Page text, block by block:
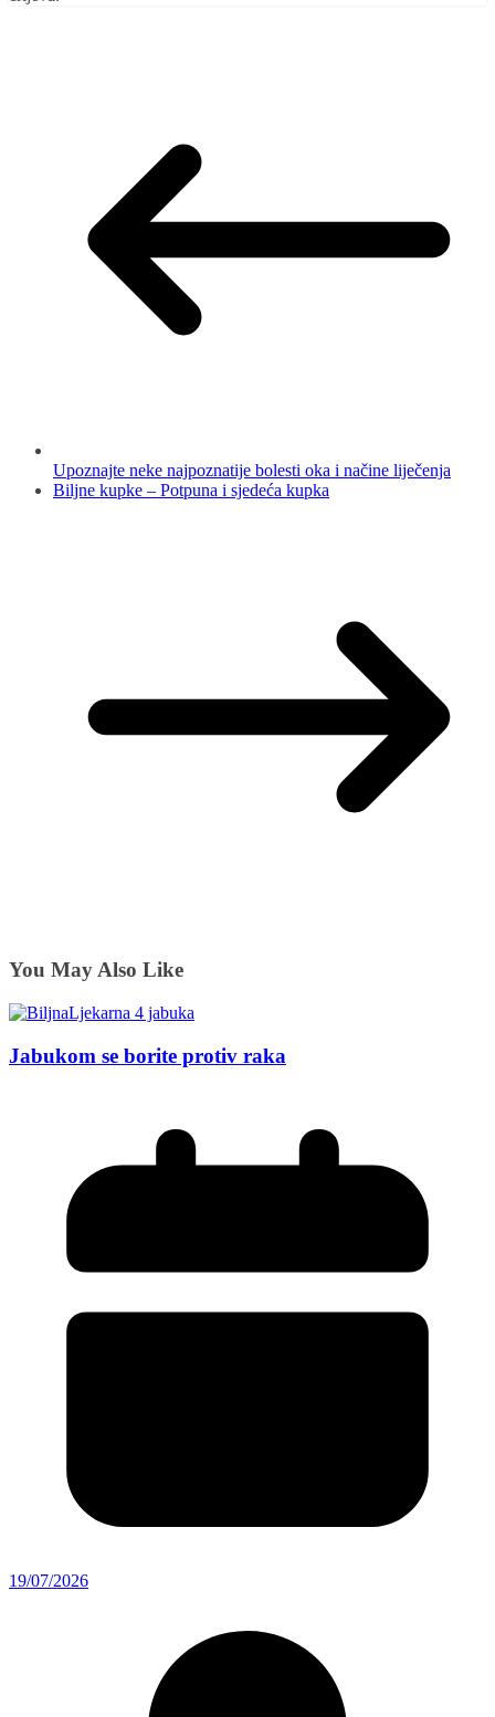
Upoznajte neke najpoznatije bolesti oka i načine liječenja
Biljne kupke – Potpuna i sjedeća kupka
You May Also Like
Jabukom se borite protiv raka
19/07/2026